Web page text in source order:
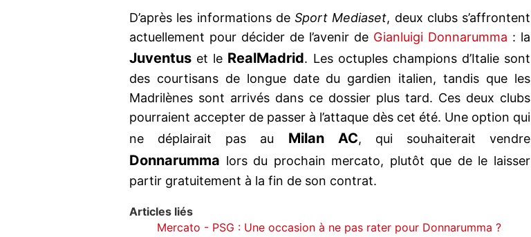
D’après les informations de Sport Mediaset, deux clubs s’affrontent
actuellement pour décider de l’avenir de Gianluigi Donnarumma : la
Juventus et le RealMadrid. Les octuples champions d’Italie sont
des courtisans de longue date du gardien italien, tandis que les
Madrilènes sont arrivés dans ce dossier plus tard. Ces deux clubs
pourraient accepter de passer à l’attaque dès cet été. Une option qui
ne déplairait pas au Milan AC, qui souhaiterait vendre
Donnarumma lors du prochain mercato, plutôt que de le laisser
partir gratuitement à la fin de son contrat.
Articles liés
Mercato - PSG : Une occasion à ne pas rater pour Donnarumma ?